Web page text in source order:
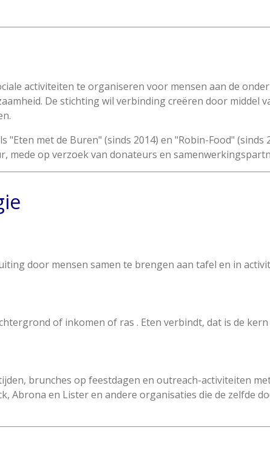
activiteiten te organiseren voor mensen aan de
De stichting wil verbinding creëren door middel
met de Buren" (sinds 2014) en "Robin-Food" (sinds
op verzoek van donateurs en
door mensen samen te brengen aan tafel en in
of inkomen of ras . Eten verbindt, dat is de
brunches op feestdagen en outreach-activiteiten met
Abrona en Lister en andere organisaties die de zelfde